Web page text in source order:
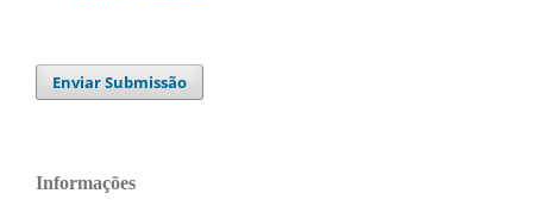
Enviar Submissão
Informações